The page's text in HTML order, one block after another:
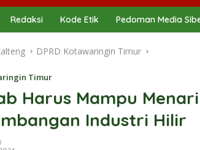
Redaksi Kode Etik Pedoman Media
DPRD Kotawaringin Timur
Timur
Harus Mampu
Industri Hilir